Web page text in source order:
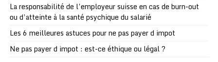
La responsabilité de l’employeur suisse en cas de burn-out
ou d’atteinte à la santé psychique du salarié
Les 6 meilleures astuces pour ne pas payer d impot
Ne pas payer d impot : est-ce éthique ou légal ?